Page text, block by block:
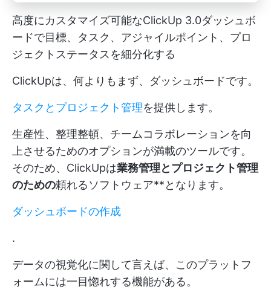
高度にカスタマイズ可能なClickUp 3.0ダッシュボ
ードで目標、タスク、アジャイルポイント、プロ
ジェクトステータスを細分化する
ClickUpは、何よりもまず、ダッシュボードです。
タスクとプロジェクト管理を提供します。
生産性、整理整頓、チームコラボレーションを向
上させるためのオプションが満載のツールです。
そのため、ClickUpは業務管理とプロジェクト管理
のための頼れるソフトウェア**となります。
ダッシュボードの作成
.
データの視覚化に関して言えば、このプラットフ
ォームには一目惚れする機能がある。